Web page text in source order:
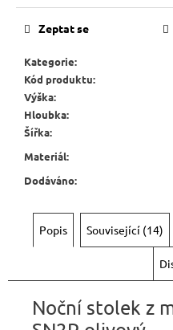
Kategorie:
Kód produktu:
Výška:
Hloubka:
Šířka:
Materiál:
Dodáváno:
Zeptat se
Popis Související (14)
Noční stolek z
Kč
Původně:
Kč